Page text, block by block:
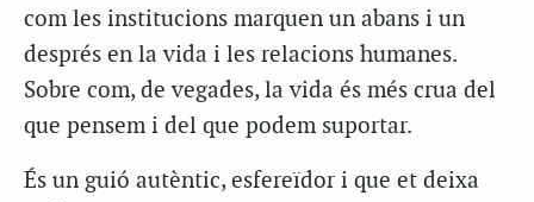
com les institucions marquen un abans i un
després en la vida i les relacions humanes.
Sobre com, de vegades, la vida és més crua del
que pensem i del que podem suportar.
És un guió autèntic, esfereïdor i que et deixa